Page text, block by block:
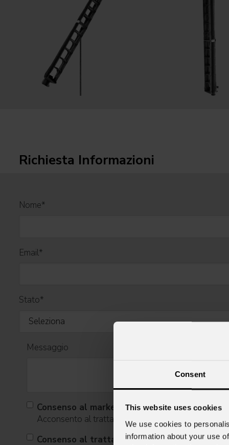
Consent
This website uses cookies
We use cookies to
information about your use
Richiesta Informazioni
Nome*
Email*
Stato*
Messaggio
Consenso al marketing
Acconsento al trattamento dei dati per ricevere
Consenso al trattamento dei dati personali